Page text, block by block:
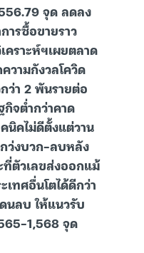
จุด ลดลง
ารซื้อขายราว
ราะห์ฯเผยตลาด
วามกังวลโควิด
ว่า 2 พันรายต่อ
จต่ำกว่าคาด
คไม่ดีตั้งแต่วาน
ว่งบวก-ลบหลัง
ตัวเลขส่งออกแม้
ทศอื่นโตได้ดีกว่า
นลบ ให้แนวรับ
1,568 จุด